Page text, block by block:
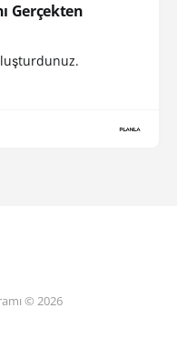
Gerçekten
© 2026